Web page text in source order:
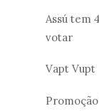
Assú tem
votar
Vapt Vupt
Promoção